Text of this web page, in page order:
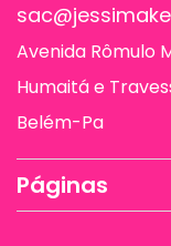
Avenida Rômulo
Humaitá e
Belém-Pa
Páginas